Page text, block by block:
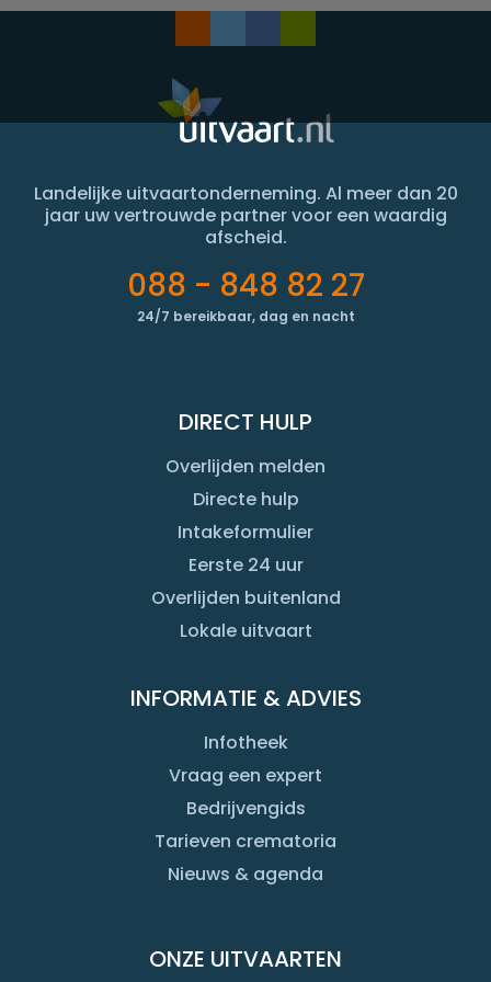
Landelijke uitvaartonderneming. Al meer dan 20
jaar uw vertrouwde partner voor een waardig
afscheid.
088 - 848 82 27
24/7 bereikbaar, dag en nacht
DIRECT HULP
Overlijden melden
Directe hulp
Intakeformulier
Eerste 24 uur
Overlijden buitenland
Lokale uitvaart
INFORMATIE & ADVIES
Infotheek
Vraag een expert
Bedrijvengids
Tarieven crematoria
Nieuws & agenda
ONZE UITVAARTEN